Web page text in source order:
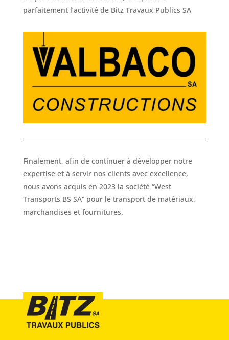
parfaitement l’activité de Bitz Travaux Publics SA
Finalement, afin de continuer à développer notre
expertise et à servir nos clients avec excellence,
nous avons acquis en 2023 la société “West
Transports BS SA“ pour le transport de matériaux,
marchandises et fournitures.